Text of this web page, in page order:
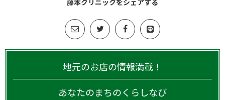
藤本クリニックをシェアする
地元のお店の情報満載！
あなたのまちのくらしなび